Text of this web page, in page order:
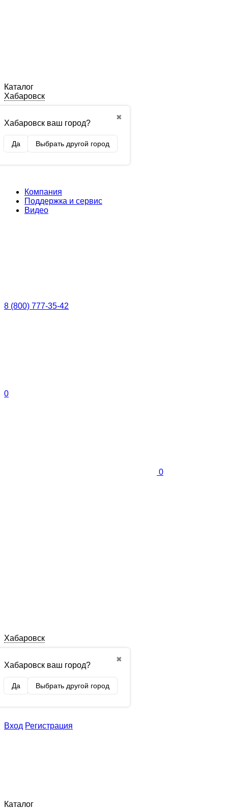
Каталог
Хабаровск
✖
Хабаровск ваш город?
Да Выбрать другой город
Компания
Поддержка и сервис
Видео
8 (800) 777-35-42
0
0
Хабаровск
✖
Хабаровск ваш город?
Да Выбрать другой город
Вход Регистрация
Каталог